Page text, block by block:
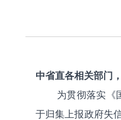
中省直各相关部门，
为贯彻落实《
于归集上报政府失